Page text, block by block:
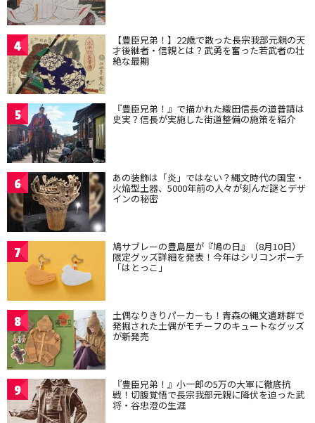
4 【豊臣兄弟！】22歳で散った長宗我部元親の天
才後継者・信親とは？武勇を奮った若武者の壮
絶な最期
5 『豊臣兄弟！』で描かれた織田信長の道普請は
史実？信長が実施した街道整備の施策を紹介
6 あの装飾は「炎」ではない？縄文時代の国宝・
火焔型土器、5000年前の人々が刻んだ謎とデザ
インの秘密
7 鳩サブレーの豊島屋が『鳩の日』（8月10日）
限定グッズ詳細を発表！今年はシリコンポーチ
「はとっこ」
8 土偶なりきりパーカーも！青森の縄文遺跡群で
発掘された土偶がモチーフのキュートなグッズ
が新発売
9 『豊臣兄弟！』小一郎の5万の大軍に徹底抗
戦！切腹覚悟で長宗我部元親に降伏を迫った武
将・谷忠澄の生涯